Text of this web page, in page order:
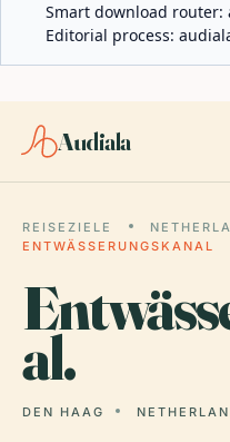
Smart download router:
Editorial process:
Audiala
REISEZIELE
ENTWÄSSERUNGSKANAL
al.
DEN HAAG